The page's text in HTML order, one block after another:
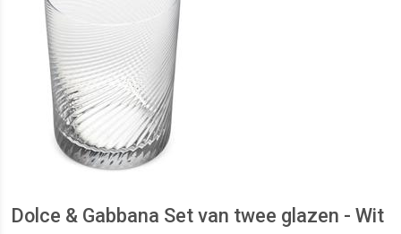
Dolce & Gabbana Set van twee glazen - Wit